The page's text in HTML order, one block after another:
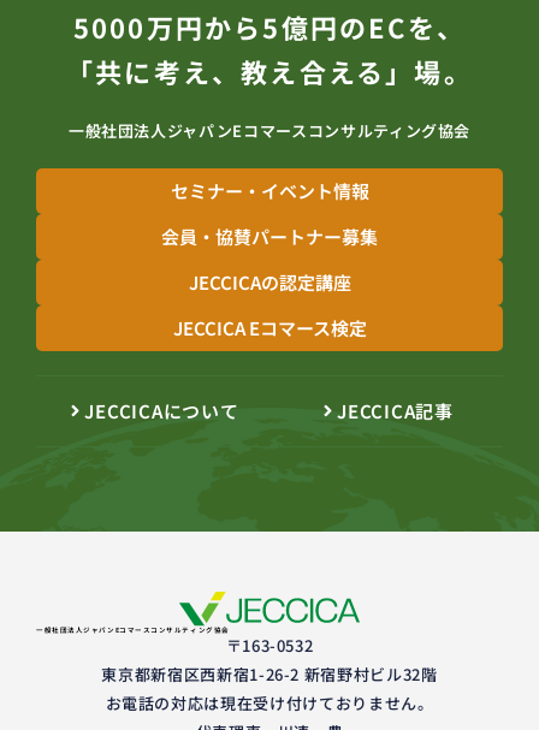
5000万円から5億円のECを、
「共に考え、教え合える」場。
一般社団法人ジャパンEコマースコンサルティング協会
セミナー・イベント情報
会員・協賛パートナー募集
JECCICAの認定講座
JECCICA Eコマース検定
JECCICAについて JECCICA記事
一般社団法人ジャパンEコマースコンサルティング協会
〒163-0532
東京都新宿区西新宿1-26-2 新宿野村ビル32階
お電話の対応は現在受け付けておりません。